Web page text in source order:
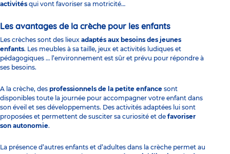
activités qui vont favoriser sa motricité…
Les avantages de la crèche pour les enfants
Les crèches sont des lieux adaptés aux besoins des jeunes
enfants. Les meubles à sa taille, jeux et activités ludiques et
pédagogiques … l’environnement est sûr et prévu pour répondre à
ses besoins.
A la crèche, des professionnels de la petite enfance sont
disponibles toute la journée pour accompagner votre enfant dans
son éveil et ses développements. Des activités adaptées lui sont
proposées et permettent de susciter sa curiosité et de favoriser
son autonomie.
La présence d’autres enfants et d’adultes dans la crèche permet au